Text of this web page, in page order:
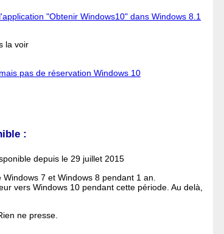
"Obtenir Windows10" dans Windows 8.1
la voir
pas de réservation Windows 10
:
depuis le 29 juillet 2015
7 et Windows 8 pendant 1 an.
vers Windows 10 pendant cette période. Au delà,
ne presse.